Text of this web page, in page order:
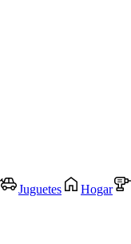
Juguetes Hogar